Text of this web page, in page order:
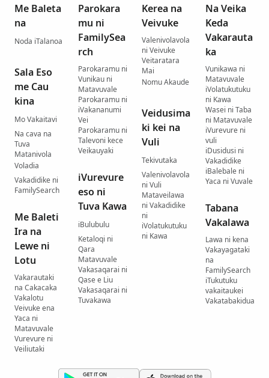
Me Baleta
na
Noda iTalanoa
Sala Eso
me Cau
kina
Mo Vakaitavi
Na cava na
Tuva
Matanivola
Voladia
Vakadidike ni
FamilySearch
Me Baleti
Ira na
Lewe ni
Lotu
Vakarautaki
na Cakacaka
Vakalotu
Veivuke ena
Yaca ni
Matavuvale
Vurevure ni
Veiliutaki
Parokara
mu ni
FamilySea
rch
Parokaramu ni
Vunikau ni
Matavuvale
Parokaramu ni
iVakananumi
Vei
Parokaramu ni
Talevoni kece
Veikauyaki
iVurevure
eso ni
Tuva Kawa
iBulubulu
Ketaloqi ni
Qara
Matavuvale
Vakasaqarai ni
Qase e Liu
Vakasaqarai ni
Tuvakawa
Kerea na
Veivuke
Valenivolavola
ni Veivuke
Veitaratara
Mai
Nomu Akaude
Veidusima
ki kei na
Vuli
Tekivutaka
Valenivolavola
ni Vuli
Mataveilawa
ni Vakadidike
ni
iVolatukutuku
ni Kawa
Na Veika
Keda
Vakarauta
ka
Vunikawa ni
Matavuvale
iVolatukutuku
ni Kawa
Wasei ni Taba
ni Matavuvale
iVurevure ni
vuli
iDusidusi ni
Vakadidike
iBalebale ni
Yaca ni Vuvale
Tabana
Vakalawa
Lawa ni kena
Vakayagataki
na
FamilySearch
iTukutuku
vakaitaukei
Vakatabakidua